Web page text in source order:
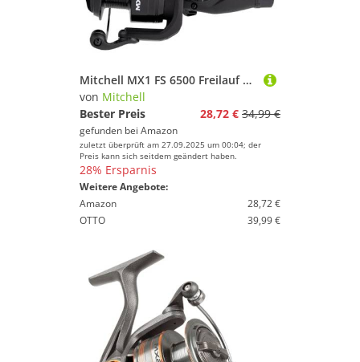
Mitchell MX1 FS 6500 Freilauf Angelrolle ohne Schnur - Spinnrolle und Freilaufrolle für Angler - Robuste, leichte Aluminiumkonstruktion - Anfängerfreundliche Karpfen Rolle, Hecht, Zander, Forelle uvm
von Mitchell
Bester Preis
28,72 € 34,99 €
gefunden bei Amazon
zuletzt überprüft am 27.09.2025 um 00:04; der
Preis kann sich seitdem geändert haben.
28% Ersparnis
Weitere Angebote:
Amazon
28,72 €
OTTO
39,99 €